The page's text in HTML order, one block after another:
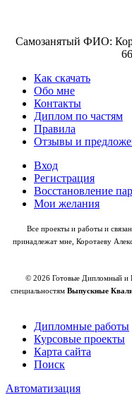
Самозанятый ФИО:
Как скачать
Обо мне
Контакты
Диплом по частям
Правила
Отзывы и
Вход
Регистрация
Восстановление
Мои желания
Все проекты и работы и
принадлежат мне, Коротаеву
© 2026 Готовые Дипломный и
специальностям Выпускные
Дипломные работы
Курсовые проекты
Карта сайта
Поиск
Автоматизация